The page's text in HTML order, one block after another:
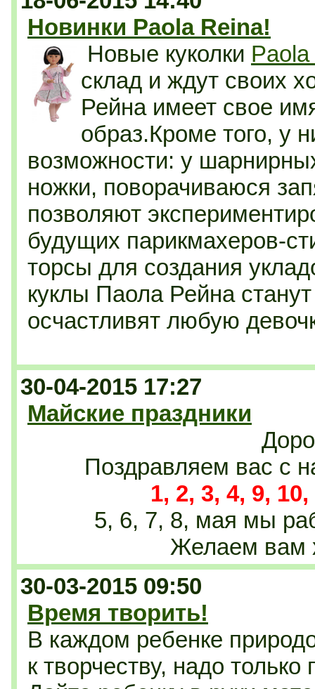
Новинки Paola Reina!
Новые куколки
склад и ждут своих
Рейна имеет свое
образ.Кроме того, у
возможности: у
ножки, поворачиваюся
позволяют
будущих парикмахеров-
торсы для создания
куклы Паола Рейна
осчастливят любую
30-04-2015 17:27
Майские праздники
Поздравляем вас с
1, 2, 3, 4, 9,
5, 6, 7, 8, мая мы
Желаем вам
30-03-2015 09:50
Время творить!
В каждом ребенке
к творчеству, надо